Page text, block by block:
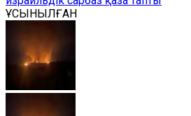
ҰСЫНЫЛҒАН